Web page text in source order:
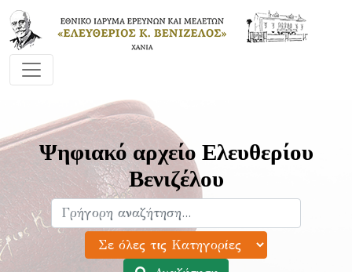
Ψηφιακό αρχείο Ελευθερίου
Βενιζέλου